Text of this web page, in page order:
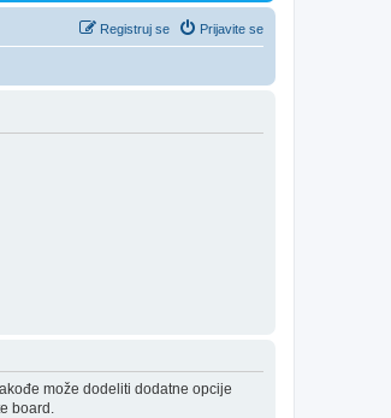
Prijavite se
Registruj se
može dodeliti dodatne opcije
board.